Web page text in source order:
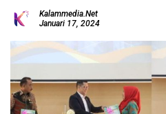
Kalammedia.net
Januari 17, 2024